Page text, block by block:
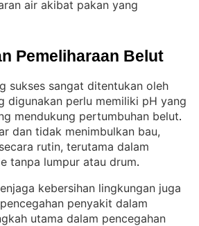
air akibat pakan yang
Pemeliharaan Belut
sukses sangat ditentukan oleh
digunakan perlu memiliki pH yang
mendukung pertumbuhan belut
dan tidak menimbulkan bau,
rutin, terutama dalam
tanpa lumpur atau drum.
kebersihan lingkungan juga
penyakit dalam
utama dalam pencegahan